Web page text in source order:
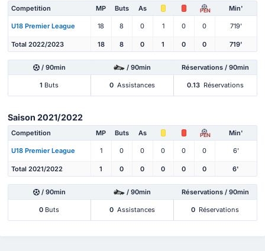
Competition MP Buts As PEN Min'
U18 Premier League 18 8 0 1 0 0 719'
Total 2022/2023 18 8 0 1 0 0 719'
/ 90min / 90min Réservations / 90min
1 Buts 0 Assistances 0.13 Réservations
Saison 2021/2022
Competition MP Buts As PEN Min'
U18 Premier League 1 0 0 0 0 0 6'
Total 2021/2022 1 0 0 0 0 0 6'
/ 90min / 90min Réservations / 90min
0 Buts 0 Assistances 0 Réservations